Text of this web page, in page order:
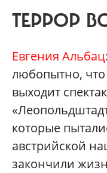
ТЕРРОР
Евгения Альбац
любопытно,
выходит
которые
австрийской
закончили